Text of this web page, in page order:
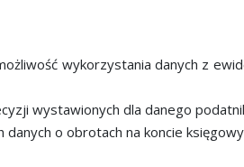
wykorzystania danych z
wystawionych dla danego
o obrotach na koncie